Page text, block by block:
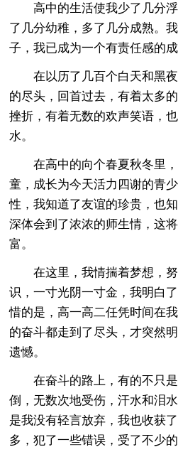
高中的生活使我少了几分
了几分幼稚，多了几分成熟。
子，我已成为一个有责任感的成
在以历了几百个白天和黑
的尽头，回首过去，有着太多
挫折，有着无数的欢声笑语，
水。
在高中的向个春夏秋冬里
童，成长为今天活力四谢的青
性，我知道了友谊的珍贵，也
深体会到了浓浓的师生情，这
富。
在这里，我情揣着梦想，
识，一寸光阴一寸金，我明白
惜的是，高一高二任凭时间在
的奋斗都走到了尽头，才突然
遗憾。
在奋斗的路上，有的不只
倒，无数次地受伤，汗水和泪
是我没有轻言放弃，我也收获
多，犯了一些错误，受了不少